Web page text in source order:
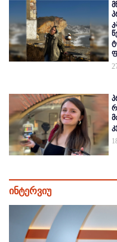
ინტერვიუ